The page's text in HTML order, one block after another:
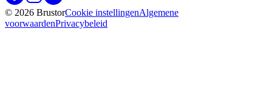
© 2026 Brustor Cookie instellingen
Algemene
voorwaardenPrivacybeleid